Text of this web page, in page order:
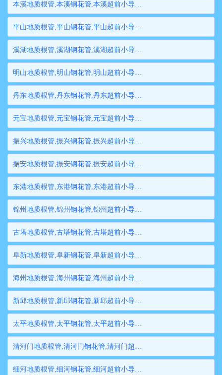
本溪地质根管,本溪钢花管,本溪超前小导管,本溪边坡支护管,本溪钢管桩,本溪隧道注浆管,本溪管棚管
平山地质根管,平山钢花管,平山超前小导管,平山边坡支护管,平山钢管桩,平山隧道注浆管,平山管棚管
溪湖地质根管,溪湖钢花管,溪湖超前小导管,溪湖边坡支护管,溪湖钢管桩,溪湖隧道注浆管,溪湖管棚管
明山地质根管,明山钢花管,明山超前小导管,明山边坡支护管,明山钢管桩,明山隧道注浆管,明山管棚管
丹东地质根管,丹东钢花管,丹东超前小导管,丹东边坡支护管,丹东钢管桩,丹东隧道注浆管,丹东管棚管
元宝地质根管,元宝钢花管,元宝超前小导管,元宝边坡支护管,元宝钢管桩,元宝隧道注浆管,元宝管棚管
振兴地质根管,振兴钢花管,振兴超前小导管,振兴边坡支护管,振兴钢管桩,振兴隧道注浆管,振兴管棚管
振安地质根管,振安钢花管,振安超前小导管,振安边坡支护管,振安钢管桩,振安隧道注浆管,振安管棚管
东港地质根管,东港钢花管,东港超前小导管,东港边坡支护管,东港钢管桩,东港隧道注浆管,东港管棚管
锦州地质根管,锦州钢花管,锦州超前小导管,锦州边坡支护管,锦州钢管桩,锦州隧道注浆管,锦州管棚管
古塔地质根管,古塔钢花管,古塔超前小导管,古塔边坡支护管,古塔钢管桩,古塔隧道注浆管,古塔管棚管
阜新地质根管,阜新钢花管,阜新超前小导管,阜新边坡支护管,阜新钢管桩,阜新隧道注浆管,阜新管棚管
海州地质根管,海州钢花管,海州超前小导管,海州边坡支护管,海州钢管桩,海州隧道注浆管,海州管棚管
新邱地质根管,新邱钢花管,新邱超前小导管,新邱边坡支护管,新邱钢管桩,新邱隧道注浆管,新邱管棚管
太平地质根管,太平钢花管,太平超前小导管,太平边坡支护管,太平钢管桩,太平隧道注浆管,太平管棚管
清河门地质根管,清河门钢花管,清河门超前小导管,清河门边坡支护管,清河门钢管桩,清河门隧道注浆管,清河门管棚管
细河地质根管,细河钢花管,细河超前小导管,细河边坡支护管,细河钢管桩,细河隧道注浆管,细河管棚管